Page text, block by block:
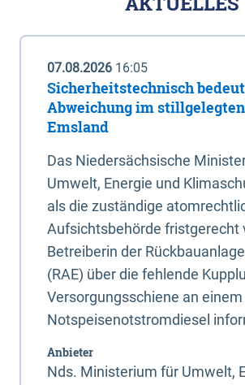
07.08.2026 16:05
Sicherheitstechnisch
Abweichung im
Emsland
Das Niedersächsische
Umwelt, Energie und
als die zuständige
Aufsichtsbehörde fristgerecht
Betreiberin der
(RAE) über die fehlende
Versorgungsschiene an einem
Notspeisenotstromdiesel
Anbieter
Nds. Ministerium für Umwelt,